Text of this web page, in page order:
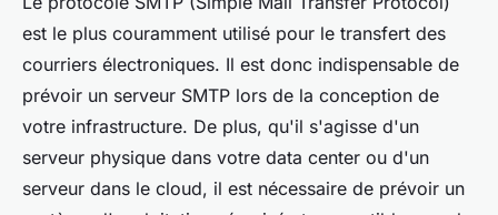
est le plus couramment utilisé pour le transfert des
courriers électroniques. Il est donc indispensable de
prévoir un serveur SMTP lors de la conception de
votre infrastructure. De plus, qu'il s'agisse d'un
serveur physique dans votre data center ou d'un
serveur dans le cloud, il est nécessaire de prévoir un